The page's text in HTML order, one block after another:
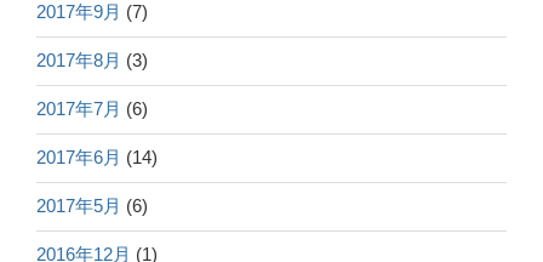
2017年9月 (7)
2017年8月 (3)
2017年7月 (6)
2017年6月 (14)
2017年5月 (6)
2016年12月 (1)